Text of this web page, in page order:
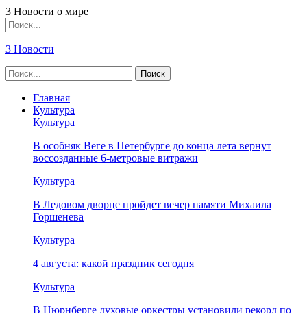
3 Новости о мире
3 Новости
Главная
Культура
Культура
В особняк Веге в Петербурге до конца лета вернут
воссозданные 6-метровые витражи
Культура
В Ледовом дворце пройдет вечер памяти Михаила
Горшенева
Культура
4 августа: какой праздник сегодня
Культура
В Нюрнберге духовые оркестры установили рекорд по